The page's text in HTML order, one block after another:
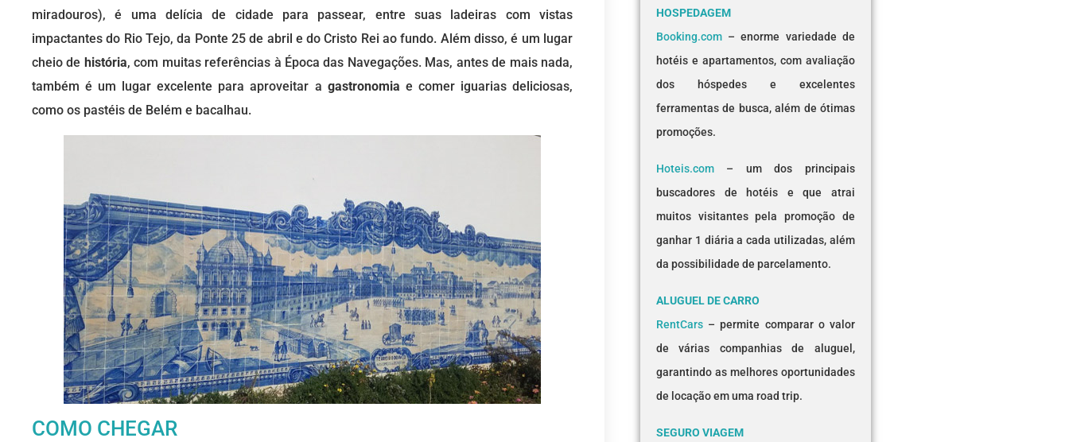
miradouros), é uma delícia de cidade para passear, entre suas ladeiras com vistas
impactantes do Rio Tejo, da Ponte 25 de abril e do Cristo Rei ao fundo. Além disso, é um lugar
cheio de história, com muitas referências à Época das Navegações. Mas, antes de mais nada,
também é um lugar excelente para aproveitar a gastronomia e comer iguarias deliciosas,
como os pastéis de Belém e bacalhau.
COMO CHEGAR
HOSPEDAGEM
Booking.com– enorme variedade de
hotéis e apartamentos, com avaliação
dos hóspedes e excelentes
ferramentas de busca, além de ótimas
promoções.
Hoteis.com– um dos principais
buscadores de hotéis e que atrai
muitos visitantes pela promoção de
ganhar 1 diária a cada utilizadas, além
da possibilidade de parcelamento.
ALUGUEL DE CARRO
RentCars– permite comparar o valor
de várias companhias de aluguel,
garantindo as melhores oportunidades
de locação em uma road trip.
SEGURO VIAGEM